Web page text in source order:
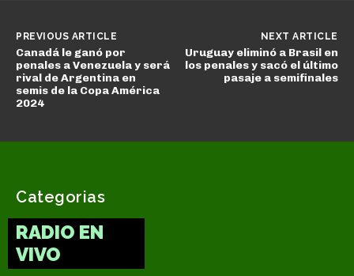
PREVIOUS ARTICLE
Canadá le ganó por
penales a Venezuela y será
rival de Argentina en
semis de la Copa América
2024
NEXT ARTICLE
Uruguay eliminó a Brasil en
los penales y sacó el último
pasaje a semifinales
Categorias
RADIO EN
VIVO